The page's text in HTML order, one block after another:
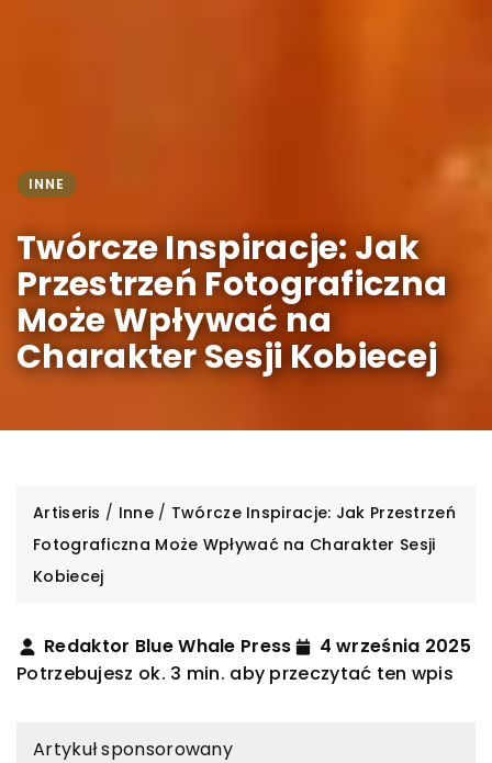
INNE
Twórcze Inspiracje: Jak
Przestrzeń Fotograficzna
Może Wpływać na
Charakter Sesji Kobiecej
Artiseris / Inne/ Twórcze Inspiracje: Jak Przestrzeń
Fotograficzna Może Wpływać na Charakter Sesji
Kobiecej
Redaktor Blue Whale Press
4 września 2025
Potrzebujesz ok. 3 min. aby przeczytać ten wpis
Artykuł sponsorowany